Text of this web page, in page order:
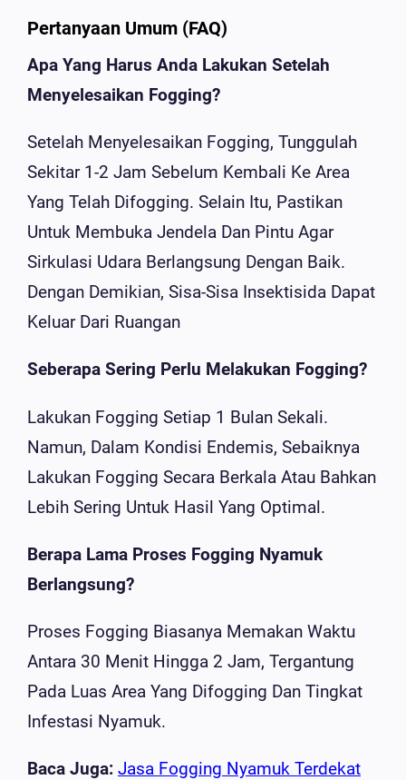
Pertanyaan Umum (FAQ)
Apa Yang Harus Anda Lakukan Setelah
Menyelesaikan Fogging?
Setelah Menyelesaikan Fogging, Tunggulah
Sekitar 1-2 Jam Sebelum Kembali Ke Area
Yang Telah Difogging. Selain Itu, Pastikan
Untuk Membuka Jendela Dan Pintu Agar
Sirkulasi Udara Berlangsung Dengan Baik.
Dengan Demikian, Sisa-Sisa Insektisida Dapat
Keluar Dari Ruangan
Seberapa Sering Perlu Melakukan Fogging?
Lakukan Fogging Setiap 1 Bulan Sekali.
Namun, Dalam Kondisi Endemis, Sebaiknya
Lakukan Fogging Secara Berkala Atau Bahkan
Lebih Sering Untuk Hasil Yang Optimal.
Berapa Lama Proses Fogging Nyamuk
Berlangsung?
Proses Fogging Biasanya Memakan Waktu
Antara 30 Menit Hingga 2 Jam, Tergantung
Pada Luas Area Yang Difogging Dan Tingkat
Infestasi Nyamuk.
Baca Juga: Jasa Fogging Nyamuk Terdekat